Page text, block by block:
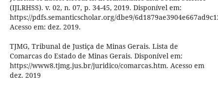
(IJLRHSS). v. 02, n. 07, p. 34-45, 2019. Disponível em:
https://pdfs.semanticscholar.org/dbe9/
Acesso em: dez. 2019.
TJMG, Tribunal de Justiça de Minas Gerais. Lista de
Comarcas do Estado de Minas Gerais. Disponível em:
https://www8.tjmg.jus.br/juridico/comarcas.htm. Acesso em
dez. 2019